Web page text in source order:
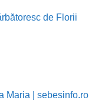
de Florii
Maria | sebesinfo.ro